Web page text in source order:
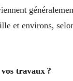
et environs,
travaux ?